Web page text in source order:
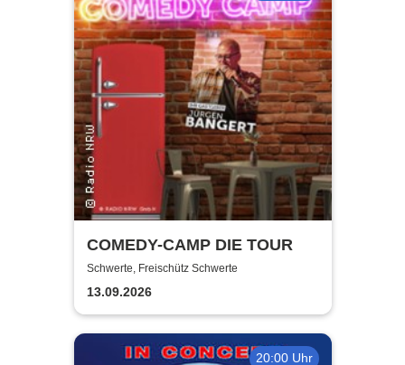
COMEDY-CAMP DIE TOUR
Schwerte, Freischütz Schwerte
13.09.2026
20:00 Uhr